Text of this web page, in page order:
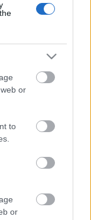
or
to
or
Olcsváry
Tóth Árpád